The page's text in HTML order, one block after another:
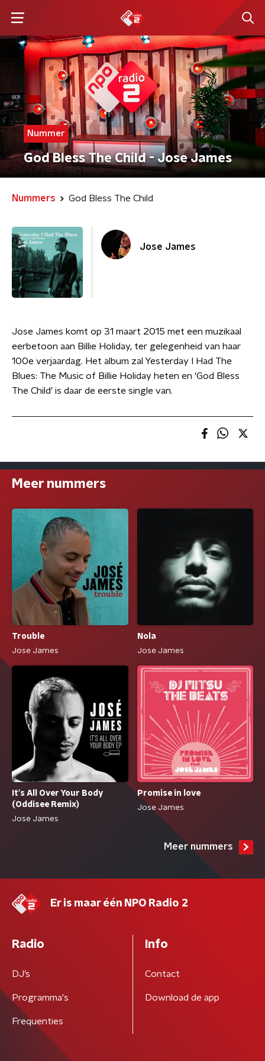
Nummer
God Bless The Child - Jose James
Nummers God Bless The Child
Jose James
Jose James komt op 31 maart 2015 met een muzikaal
eerbetoon aan Billie Holiday, ter gelegenheid van haar
100e verjaardag. Het album zal Yesterday I Had The
Blues: The Music of Billie Holiday heten en 'God Bless
The Child' is daar de eerste single van.
Meer nummers
Trouble
Jose James
Nola
Jose James
It's All Over Your Body
(Oddisee Remix)
Jose James
Promise in love
Jose James
Meer nummers
Er is maar één NPO Radio 2
Radio
DJ’s
Programma's
Frequenties
Info
Contact
Download de app